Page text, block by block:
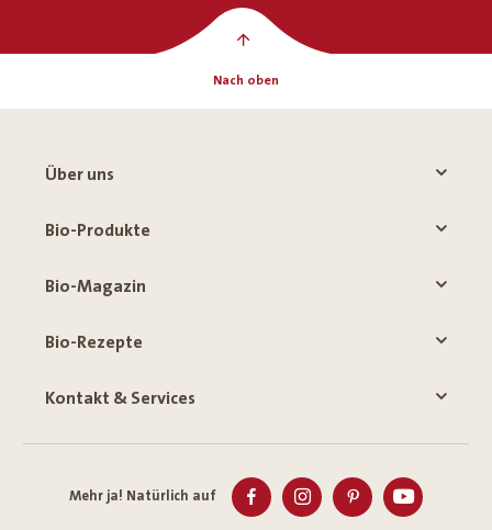
Nach oben
Über uns
Bio-Produkte
Bio-Magazin
Bio-Rezepte
Kontakt & Services
Mehr ja! Natürlich auf